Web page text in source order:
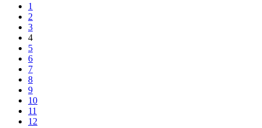
1
2
3
4
5
6
7
8
9
10
11
12